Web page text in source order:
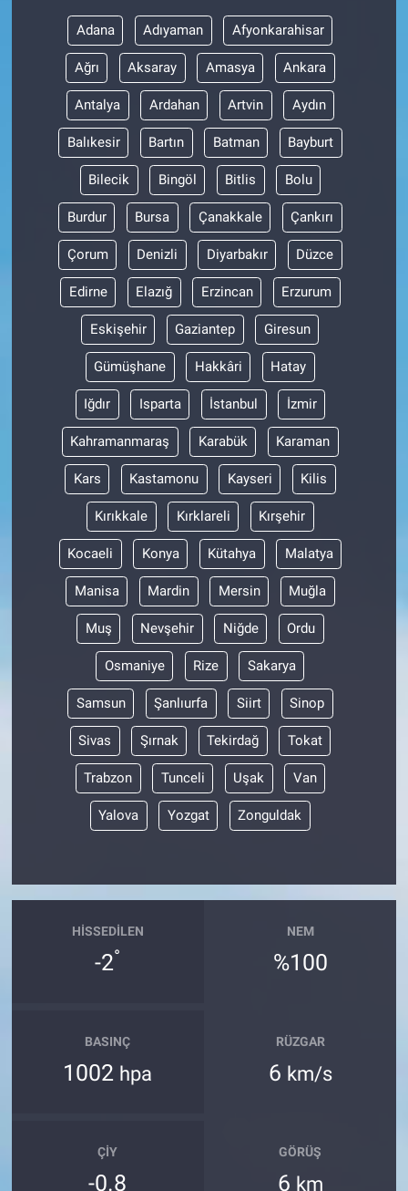
Adana Adıyaman Afyonkarahisar
Ağrı Aksaray Amasya Ankara
Antalya Ardahan Artvin Aydın
Balıkesir Bartın Batman Bayburt
Bilecik Bingöl Bitlis Bolu
Burdur Bursa Çanakkale Çankırı
Çorum Denizli Diyarbakır Düzce
Edirne Elazığ Erzincan Erzurum
Eskişehir Gaziantep Giresun
Gümüşhane Hakkâri Hatay
Iğdır Isparta İstanbul İzmir
Kahramanmaraş Karabük Karaman
Kars Kastamonu Kayseri Kilis
Kırıkkale Kırklareli Kırşehir
Kocaeli Konya Kütahya Malatya
Manisa Mardin Mersin Muğla
Muş Nevşehir Niğde Ordu
Osmaniye Rize Sakarya
Samsun Şanlıurfa Siirt Sinop
Sivas Şırnak Tekirdağ Tokat
Trabzon Tunceli Uşak Van
Yalova Yozgat Zonguldak
HISSEDILEN
-2°
NEM
%100
BASINÇ
1002 hpa
RÜZGAR
6 km/s
ÇIY
-0.8
GÖRÜŞ
6 km